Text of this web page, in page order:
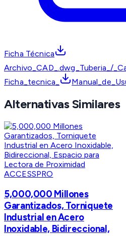
Ficha Técnica
Archivo_CAD_.dwg_Tuberia_/
Ficha_tecnica_
Alternativas Similares
ACCESSPRO
5,000,000 Millones
Garantizados, Torniquete
Industrial en Acero
Inoxidable, Bidireccional,